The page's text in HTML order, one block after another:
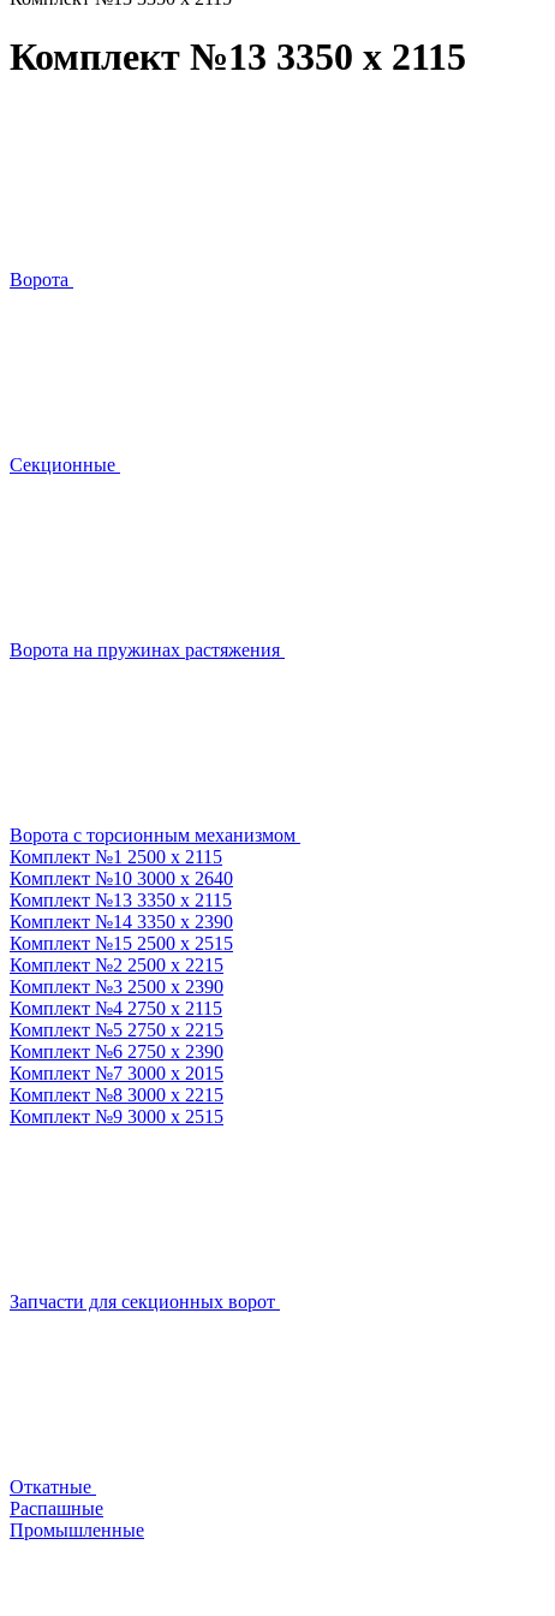
Комплект №13 3350 х 2115
Ворота
Секционные
Ворота на пружинах растяжения
Ворота с торсионным механизмом
Комплект №1 2500 х 2115
Комплект №10 3000 х 2640
Комплект №13 3350 х 2115
Комплект №14 3350 х 2390
Комплект №15 2500 х 2515
Комплект №2 2500 х 2215
Комплект №3 2500 х 2390
Комплект №4 2750 х 2115
Комплект №5 2750 х 2215
Комплект №6 2750 х 2390
Комплект №7 3000 х 2015
Комплект №8 3000 х 2215
Комплект №9 3000 х 2515
Запчасти для секционных ворот
Откатные
Распашные
Промышленные